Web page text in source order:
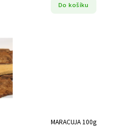
Do košíku
MARACUJA 100g